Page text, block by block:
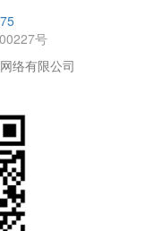
号
络有限公司